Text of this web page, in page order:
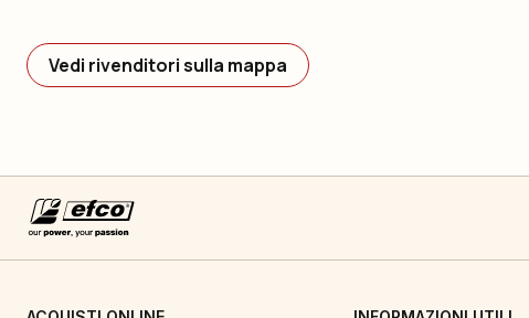
Vedi rivenditori sulla mappa